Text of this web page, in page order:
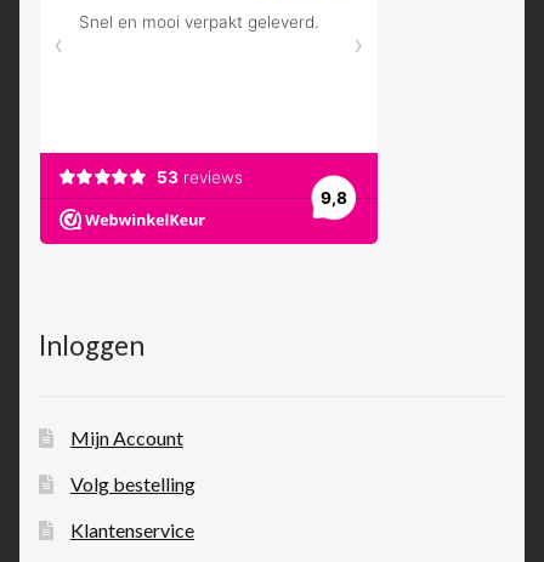
Inloggen
Mijn Account
Volg bestelling
Klantenservice